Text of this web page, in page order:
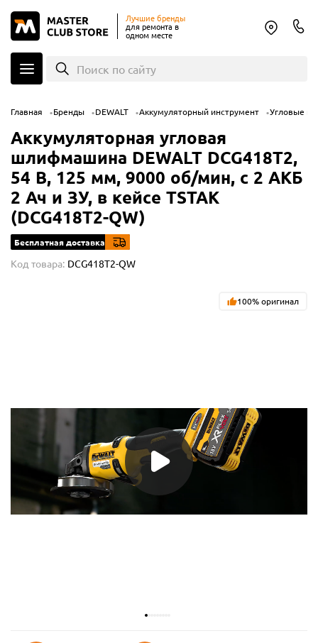
Лучшие бренды
для ремонта в
одном месте
Поиск по сайту
Главная Бренды DEWALT Аккумуляторный инструмент Угловые
Аккумуляторная угловая
шлифмашина DEWALT DCG418T2,
54 В, 125 мм, 9000 об/мин, с 2 АКБ
2 Ач и ЗУ, в кейсе TSTAK
(DCG418T2-QW)
Бесплатная доставка
Код товара: DCG418T2-QW
100% оригинал